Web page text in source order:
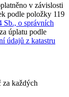
v závislosti
podle položky 119
Sb., o správních
úplatu podle
údajů z katastru
každých